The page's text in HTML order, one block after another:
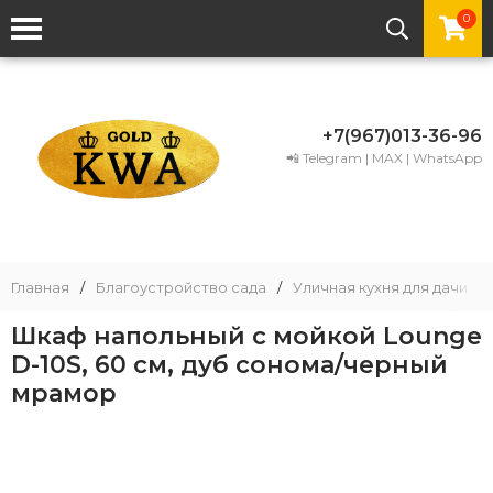
0
+7(967)013-36-96
📲 Telegram | MAX | WhatsApp
Главная / Благоустройство сада / Уличная кухня для дачи
Шкаф напольный с мойкой Lounge
D-10S, 60 см, дуб сонома/черный
мрамор